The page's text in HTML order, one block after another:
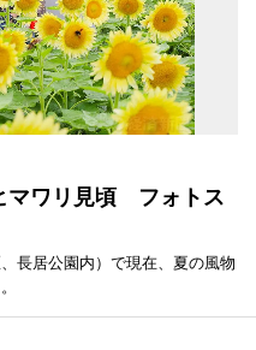
マワリ見頃 フォトス
長居公園内）で現在、夏の風物